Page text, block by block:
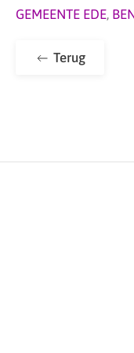
GEMEENTE EDE,
Terug